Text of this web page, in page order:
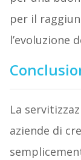
per il
l’evoluzione
La
aziende di